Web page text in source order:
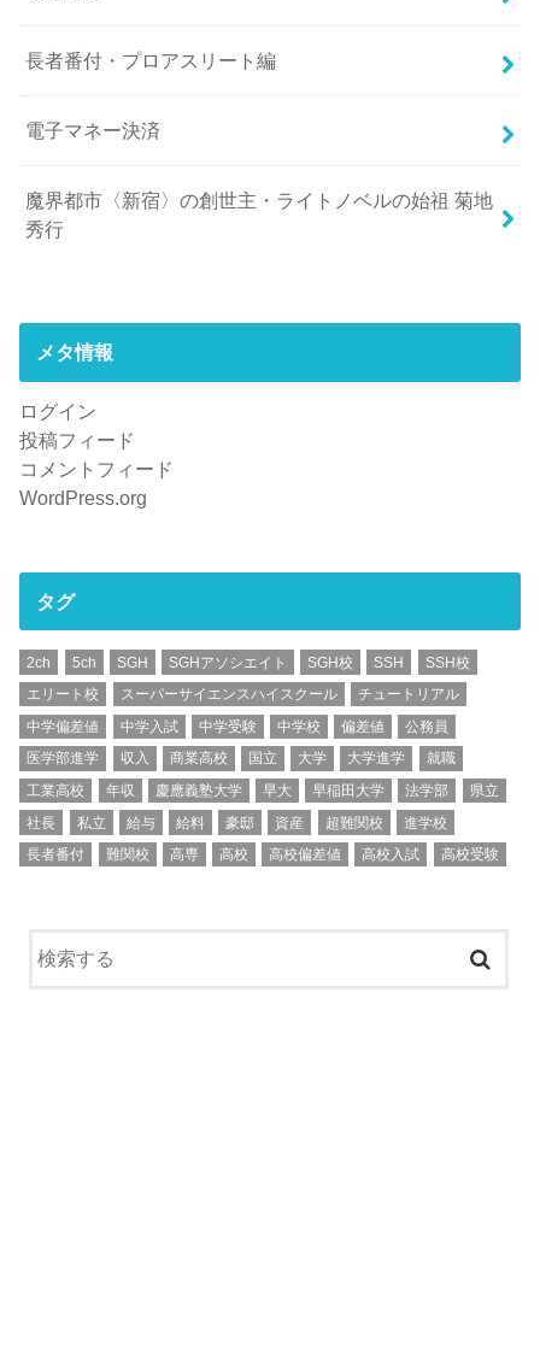
長者番付・プロアスリート編
電子マネー決済
魔界都市〈新宿〉の創世主・ライトノベルの始祖 菊地
秀行
メタ情報
ログイン
投稿フィード
コメントフィード
WordPress.org
タグ
2ch 5ch SGH SGHアソシエイト SGH校 SSH
SSH校
エリート校
スーパーサイエンスハイスクール
チュートリアル
中学偏差値
中学入試 中学受験 中学校 偏差値
公務員
医学部進学
収入 商業高校 国立 大学 大学進学
就職
工業高校
年収 慶應義塾大学 早大 早稲田大学 法学部
県立
社長
私立 給与 給料 豪邸 資産 超難関校
進学校
長者番付
難関校 高専 高校 高校偏差値 高校入試 高校受験